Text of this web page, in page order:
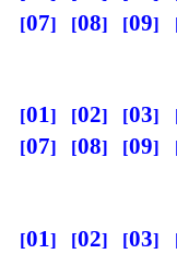
07
08 09
01 02 03
07
08 09
01 02 03